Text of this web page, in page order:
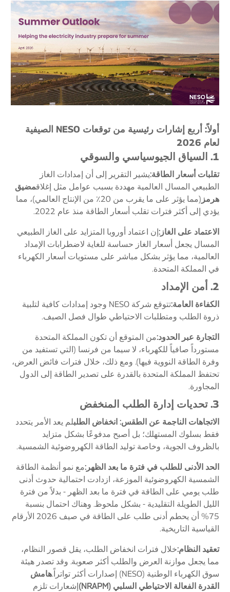
أولاً: أربع إشارات رئيسية من توقعات NESO الصيفية
لعام 2026
1. السياق الجيوسياسي والسوقي
تقلبات أسعار الطاقة:يشير التقرير إلى أن إمدادات الغاز
الطبيعي المسال العالمية مهددة بسبب عوامل مثل إغلاقمضيق
هرمز
(مما يؤثر على ما يقرب من 20٪ من الإنتاج العالمي)، مما
يؤدي إلى أكثر فترات تقلب أسعار الطاقة منذ عام 2022.
الاعتماد على الغاز: إن اعتماد أوروبا المتزايد على الغاز الطبيعي
المسال يجعل أسعار الغاز حساسة للغاية لاضطرابات الإمداد
العالمية، مما يؤثر بشكل مباشر على مستويات أسعار الكهرباء
في المملكة المتحدة.
2. أمن الإمداد
الكفاءة العامة:
تتوقع شركة NESO وجود إمدادات كافية لتلبية
ذروة الطلب ومتطلبات الاحتياطي طوال فصل الصيف.
التجارة عبر الحدود:من المتوقع أن تكون المملكة المتحدة
مستورداً صافياً للكهرباء، لا سيما من فرنسا (التي تستفيد من
وفرة الطاقة النووية فيها). ومع ذلك، خلال فترات فائض العرض،
تحتفظ المملكة المتحدة بالقدرة على تصدير الطاقة إلى الدول
المجاورة.
3. تحديات إدارة الطلب المنخفض
الاتجاهات الناجمة عن الطقس: انخفاض الطلبلم يعد الأمر يتحدد
فقط بسلوك المستهلك؛ بل أصبح مدفوعًا بشكل متزايد
بالظروف الجوية، وخاصة توليد الطاقة الكهروضوئية الشمسية.
الحد الأدنى للطلب في فترة ما بعد الظهر:مع نمو أنظمة الطاقة
الشمسية الكهروضوئية الموزعة، ازدادت احتمالية حدوث أدنى
طلب يومي على الطاقة في فترة ما بعد الظهر - بدلاً من فترة
الليل الطويلة التقليدية - بشكل ملحوظ. وهناك احتمال بنسبة
75% أن يحطم أدنى طلب على الطاقة في صيف 2026 الأرقام
القياسية التاريخية.
تعقيد النظام:خلال فترات انخفاض الطلب، يقل قصور النظام،
مما يجعل موازنة العرض والطلب أكثر صعوبة. وقد تصدر هيئة
سوق الكهرباء الوطنية (NESO) إصدارات أكثر تواتراً.
هامش
القدرة الفعالة الاحتياطي السلبي (NRAPM)
إشعارات تلزم